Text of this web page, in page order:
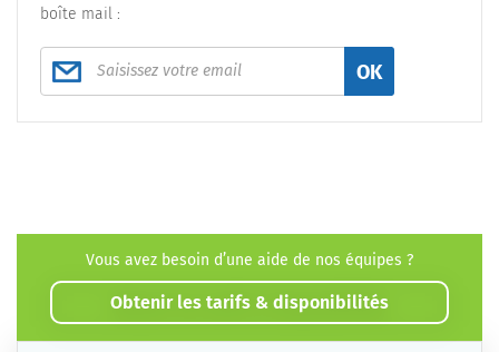
boîte mail :
OK
Vous avez besoin d’une aide de nos équipes ?
Obtenir les tarifs & disponibilités